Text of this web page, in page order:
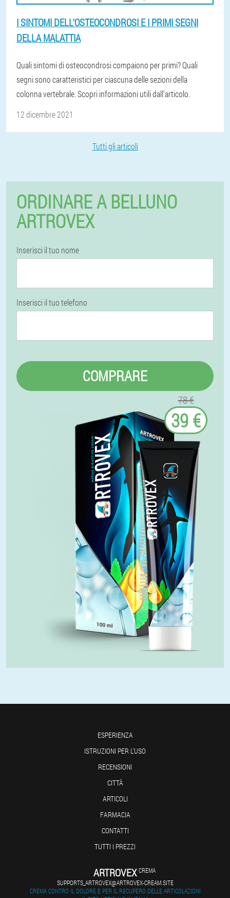
I SINTOMI DELL'OSTEOCONDROSI E I PRIMI SEGNI
DELLA MALATTIA
Quali sintomi di osteocondrosi compaiono per primi? Quali
segni sono caratteristici per ciascuna delle sezioni della
colonna vertebrale. Scopri informazioni utili dall'articolo.
12 dicembre 2021
Tutti gli articoli
ORDINARE A BELLUNO
ARTROVEX
Inserisci il tuo nome
Inserisci il tuo telefono
COMPRARE
78 €
39 €
ESPERIENZA
ISTRUZIONI PER L'USO
RECENSIONI
CITTÀ
ARTICOLI
FARMACIA
CONTATTI
TUTTI I PREZZI
ARTROVEX CREMA
SUPPORTS_ARTROVEX@ARTROVEX-CREAM.SITE
CREMA CONTRO IL DOLORE E PER IL RECUPERO DELLE ARTICOLAZIONI